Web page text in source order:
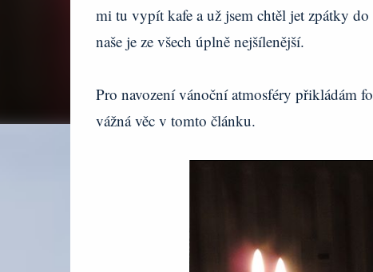
mi tu vypít kafe a už jsem chtěl jet zpátky
naše je ze všech úplně nejšílenější.
Pro navození vánoční atmosféry přikládám
vážná věc v tomto článku.